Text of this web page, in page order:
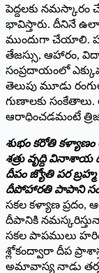
పెద్దలకు నమస్కారం
భావిస్తారు. దీనినే
ముందుగా చేయాలి.
తేజస్సు, ఆహారం,
సంప్రదాయంలో
తెలుపు మూడు
గుణాలకు సంకేతాలు.
ఆరాధించడమంటే
శుభం కరోతి
శత్రు వృద్ది
దీపం జ్యోతి పర
దీపోహారతి పాపాని
సకల కళ్యాణ ప్రదం,
దీపానికి
సకల పాపములు
శ్లోకంద్వారా దీప
అమావాస్య నాడు